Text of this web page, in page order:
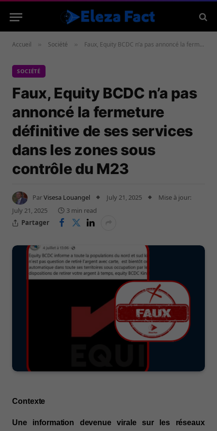
Accueil » Société » Faux, Equity BCDC n’a pas annoncé la fermeture définitive de ses services dans les zones sous contrôle du M23
SOCIÉTÉ
Faux, Equity BCDC n’a pas
annoncé la fermeture
définitive de ses services
dans les zones sous
contrôle du M23
ParVisesa Louangel July 21, 2025
Mise à jour:
July 21, 2025
3 min read
Partager
Contexte
Une information devenue virale sur les réseaux